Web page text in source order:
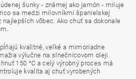
šunky - známej ako jamón - miluje
sa medzi milovníkmi španielskej
najlepších vôbec. Ako chuť sa dokonale
kvalitné, veľké a mimoriadne
výlučne na slnečnicovom oleji.
150 °C a celý výrobný proces má
kvalita aj chuť vyrobených